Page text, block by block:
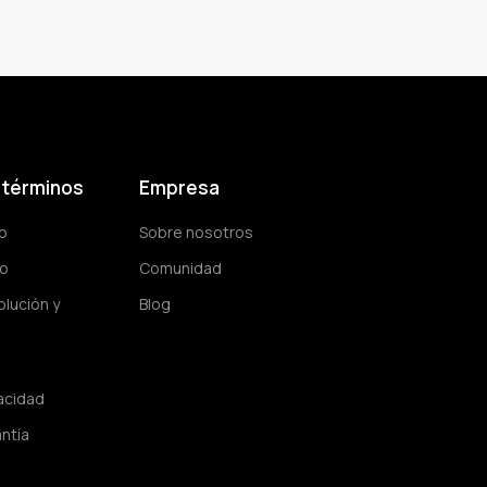
términos
y
Empresa
Sobre nosotros
Comunidad
Blog